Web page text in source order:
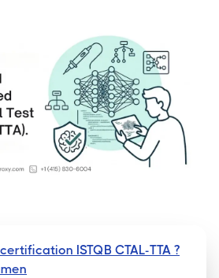
ISTQB CTAL-TTA ?